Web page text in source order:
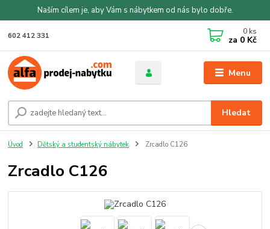
Naším cílem je, aby Vám s nábytkem od nás bylo dobře.
Menu
Hledat
602 412 331 0 ks
za 0 Kč
Úvod Dětský a studentský nábytek Zrcadlo C126
Zrcadlo C126